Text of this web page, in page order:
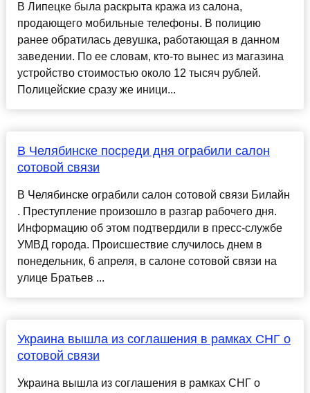
В Липецке была раскрыта кража из салона,
продающего мобильные телефоны. В полицию
ранее обратилась девушка, работающая в данном
заведении. По ее словам, кто-то вынес из магазина
устройство стоимостью около 12 тысяч рублей.
Полицейские сразу же иници...
В Челябинске посреди дня ограбили салон
сотовой связи
В Челябинске ограбили салон сотовой связи Билайн
. Преступление произошло в разгар рабочего дня.
Информацию об этом подтвердили в пресс-службе
УМВД города. Происшествие случилось днем в
понедельник, 6 апреля, в салоне сотовой связи на
улице Братьев ...
Украина вышла из соглашения в рамках СНГ о
сотовой связи
Украина вышла из соглашения в рамках СНГ о